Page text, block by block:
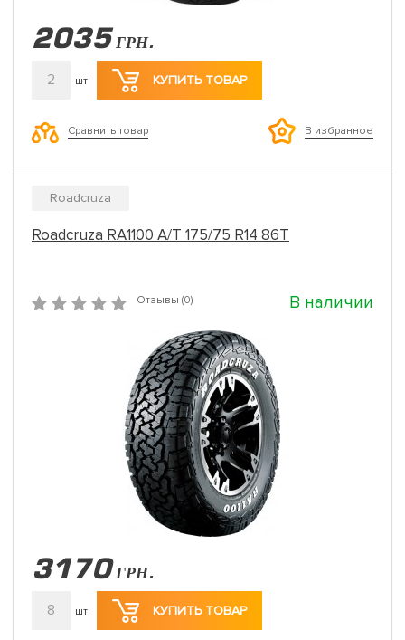
2035 ГРН.
2 шт КУПИТЬ ТОВАР
Сравнить товар В избранное
Roadcruza
Roadcruza RA1100 A/T 175/75 R14 86T
Отзывы (0) В наличии
3170 ГРН.
8 шт КУПИТЬ ТОВАР